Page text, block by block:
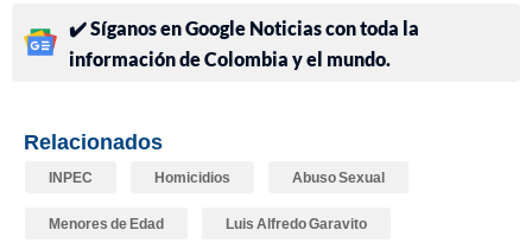
✔️ Síganos en Google Noticias con toda la
información de Colombia y el mundo.
Relacionados
INPEC Homicidios Abuso Sexual
Menores de Edad Luis Alfredo Garavito